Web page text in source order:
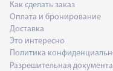
Как сделать заказ
Оплата и бронирование
Доставка
Это интересно
Политика
Разрешительная